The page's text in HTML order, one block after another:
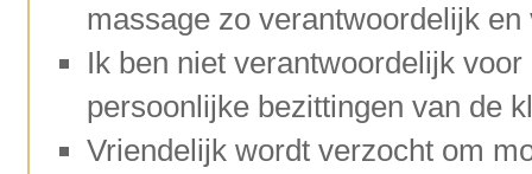
massage zo verantwoordelijk
Ik ben niet verantwoordelijk
persoonlijke bezittingen van de
Vriendelijk wordt verzocht om